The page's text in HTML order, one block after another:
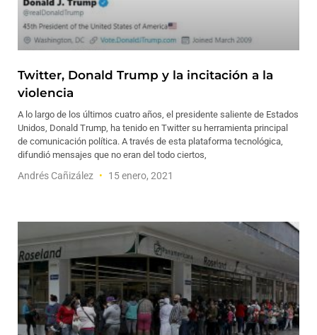
Twitter, Donald Trump y la incitación a la
violencia
A lo largo de los últimos cuatro años, el presidente saliente de Estados
Unidos, Donald Trump, ha tenido en Twitter su herramienta principal
de comunicación política. A través de esta plataforma tecnológica,
difundió mensajes que no eran del todo ciertos,
Andrés Cañizález 15 enero, 2021